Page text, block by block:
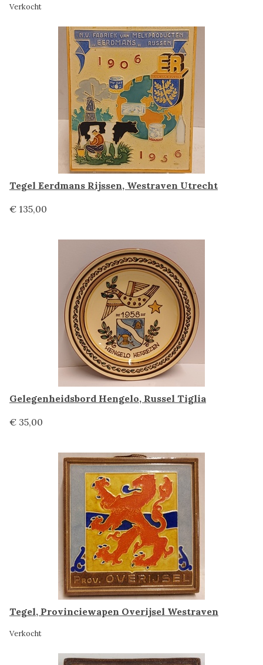
Verkocht
Tegel Eerdmans Rijssen, Westraven Utrecht
€ 135,00
Gelegenheidsbord Hengelo, Russel Tiglia
€ 35,00
Tegel, Provinciewapen Overijsel Westraven
Verkocht